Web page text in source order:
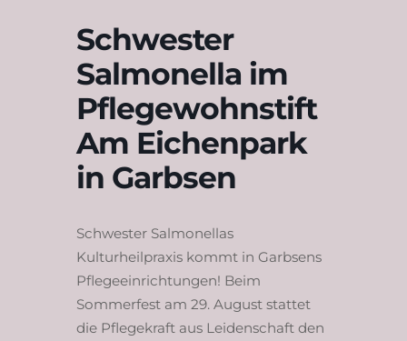
Schwester
Salmonella im
Pflegewohnstift
Am Eichenpark
in Garbsen
Schwester Salmonellas
Kulturheilpraxis kommt in Garbsens
Pflegeeinrichtungen! Beim
Sommerfest am 29. August stattet
die Pflegekraft aus Leidenschaft den